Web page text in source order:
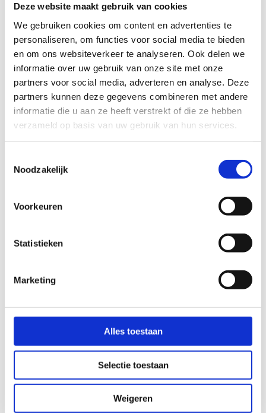
Deze website maakt gebruik van cookies
We gebruiken cookies om content en advertenties te
personaliseren, om functies voor social media te bieden
en om ons websiteverkeer te analyseren. Ook delen we
informatie over uw gebruik van onze site met onze
partners voor social media, adverteren en analyse. Deze
partners kunnen deze gegevens combineren met andere
informatie die u aan ze heeft verstrekt of die ze hebben
verzameld op basis van uw gebruik van hun services.
Noodzakelijk
Voorkeuren
Statistieken
Marketing
Alles toestaan
Selectie toestaan
Weigeren
DIN125A RVS-304
Sluitring DIN125A RVS-304 aantal
= 100
Artikel Nr.
710.12.0008V
DIN125A RVS-304
Artikel Nr.
Artikel Nr.
M10 20 x 2٫0
DIN125A RVS-304
Sluitring DIN125A RVS-304 aantal
= 1800